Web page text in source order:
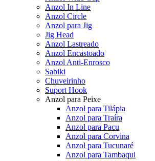
Anzol In Line
Anzol Circle
Anzol para Jig
Jig Head
Anzol Lastreado
Anzol Encastoado
Anzol Anti-Enrosco
Sabiki
Chuveirinho
Suport Hook
Anzol para Peixe
Anzol para Tilápia
Anzol para Traíra
Anzol para Pacu
Anzol para Corvina
Anzol para Tucunaré
Anzol para Tambaqui